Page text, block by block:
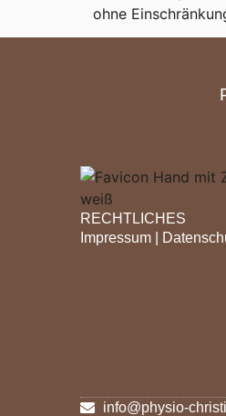
ohne
RECHTLICHES
Impressum |
info@physio-